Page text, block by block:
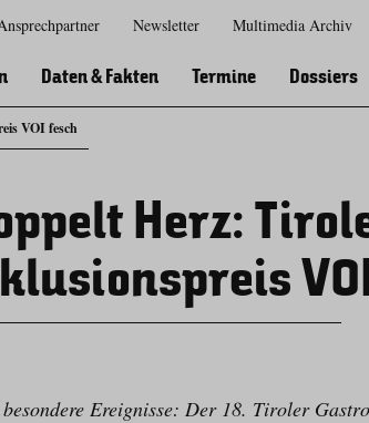
VOI fesch
Zur
Zur
Zum
Zum
Daten & Fakten Termine Dossiers
Newsletter Multimedia Archiv
Herz:
Ereignisse: Der 18. Tiroler